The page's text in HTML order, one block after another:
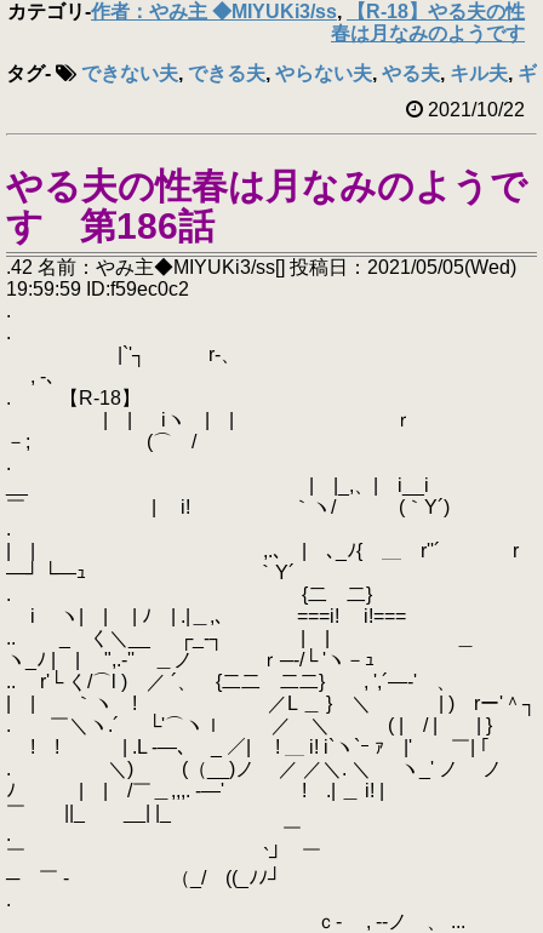
カテゴリ-作者：やみ主 ◆MIYUKi3/ss,
【R-18】やる夫の性
春は月なみのようです
タグ- できない夫, できる夫, やらない夫, やる夫, キル夫, ギ
2021/10/22
やる夫の性春は月なみのようで
す 第186話
.42 名前：やみ主◆MIYUKi3/ss[] 投稿日：2021/05/05(Wed)
19:59:59 ID:f59ec0c2
.
.
|`'┐ r-、
, -､
. 【R-18】
| | iヽ | | ｒ
－; (⌒ /
.
__ | |_,、| i__i
￣ゝ | i! ｀ヽ/ (｀Y´)
.
| | ,.､ | ､_ﾉ{ ＿ r''´ r
―┘ └―ｭ ｀Y´
. {二 二}
i ヽ| | | ﾉ | .|＿,､ ===i! i!===
.. _ く＼__ ┌_‐┐ | | ＿
ヽ_ﾉ | | ",.-'' ＿ノ ｒ─‐/└ 'ヽ－ｭ
.. r'└ く/⌒l ) ／ ´、 {二二 二二} , ',´―-' 、
| | ｀ヽ ! ／L ＿ } ＼ | ) rー'＾┐
. ￣＼ヽ.´ └'⌒ヽｌ ／ ＼ ( | / | | }
! ! | .L -―､ _ ／| ! ＿ i! i`ヽ`ｰ ｧ |' ￣| ｢
. ＼) (（__)ノ ／ ／＼. ＼ ヽ_' ノ ノ
ﾉ | | /￣＿,,,. -―' ! .| ＿ i! |
￣ ||_ __| |_
. ￣
￣ `┘ ￣
─ ￣ - （_/ ((_ﾉﾉ┘
.
ｃ- , -‐ノ 、 ...